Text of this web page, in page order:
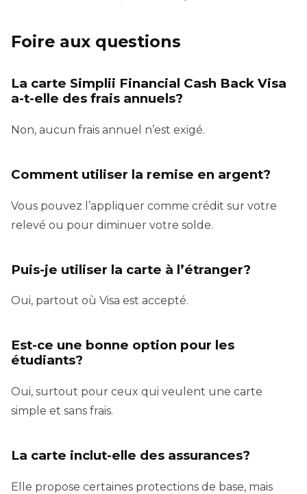
Foire aux questions
La carte Simplii Financial Cash Back Visa
a-t-elle des frais annuels?
Non, aucun frais annuel n’est exigé.
Comment utiliser la remise en argent?
Vous pouvez l’appliquer comme crédit sur votre
relevé ou pour diminuer votre solde.
Puis-je utiliser la carte à l’étranger?
Oui, partout où Visa est accepté.
Est-ce une bonne option pour les
étudiants?
Oui, surtout pour ceux qui veulent une carte
simple et sans frais.
La carte inclut-elle des assurances?
Elle propose certaines protections de base, mais